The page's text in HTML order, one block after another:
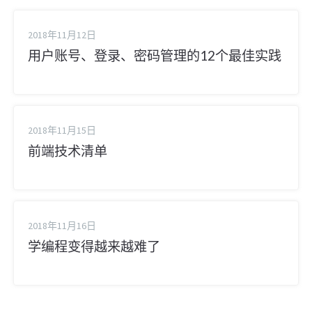
2018年11月12日
用户账号、登录、密码管理的12个最佳实践
2018年11月15日
前端技术清单
2018年11月16日
学编程变得越来越难了